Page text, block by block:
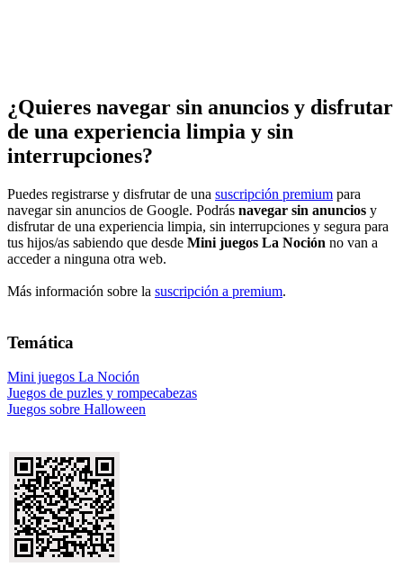
¿Quieres navegar sin anuncios y disfrutar
de una experiencia limpia y sin
interrupciones?
Puedes registrarse y disfrutar de una suscripción premium para
navegar sin anuncios de Google. Podrás navegar sin anuncios y
disfrutar de una experiencia limpia, sin interrupciones y segura para
tus hijos/as sabiendo que desde Mini juegos La Noción no van a
acceder a ninguna otra web.
Más información sobre la suscripción a premium.
Temática
Mini juegos La Noción
Juegos de puzles y rompecabezas
Juegos sobre Halloween